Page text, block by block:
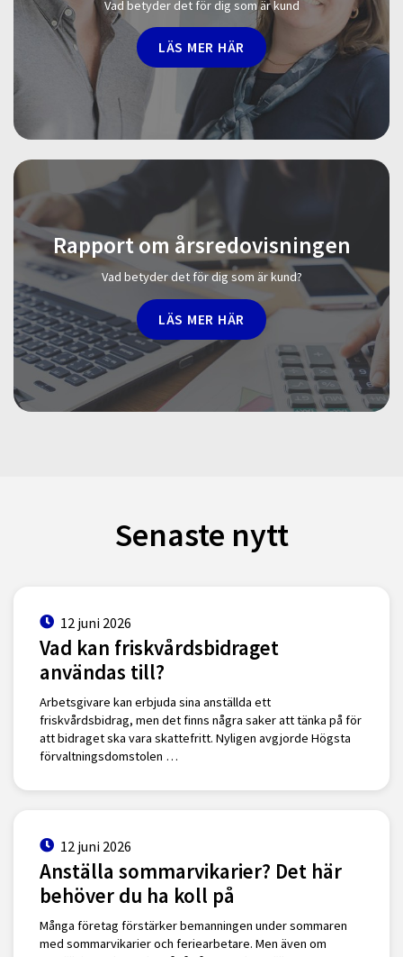
Vad betyder det för dig som är kund
LÄS MER HÄR
Rapport om årsredovisningen
Vad betyder det för dig som är kund?
LÄS MER HÄR
Senaste nytt
12 juni 2026
Vad kan friskvårdsbidraget
användas till?
Arbetsgivare kan erbjuda sina anställda ett
friskvårdsbidrag, men det finns några saker att tänka på för
att bidraget ska vara skattefritt. Nyligen avgjorde Högsta
förvaltningsdomstolen …
12 juni 2026
Anställa sommarvikarier? Det här
behöver du ha koll på
Många företag förstärker bemanningen under sommaren
med sommarvikarier och feriearbetare. Men även om